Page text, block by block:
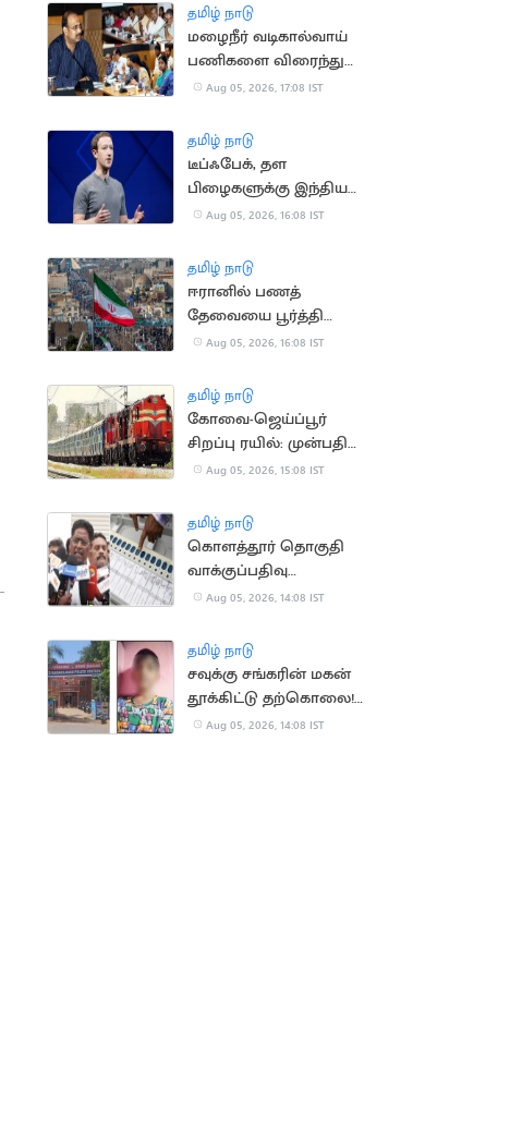
தமிழ் நாடு
மழைநீர் வடிகால்வாய்
பணிகளை விரைந்து
முடிக்க உத்தரவு
Aug 05, 2026, 17:08 IST
தமிழ் நாடு
டீப்ஃபேக், தள
பிழைகளுக்கு இந்திய
அரசிடம் மன்னிப்பு
Aug 05, 2026, 16:08 IST
தமிழ் நாடு
ஈரானில் பணத்
தேவையை பூர்த்தி
செய்ய திண்டாடும்
Aug 05, 2026, 16:08 IST
தமிழ் நாடு
கோவை-ஜெய்ப்பூர்
சிறப்பு ரயில்: முன்பதிவு
நாளை தொடக்கம்
Aug 05, 2026, 15:08 IST
தமிழ் நாடு
கொளத்தூர் தொகுதி
வாக்குப்பதிவு
இயந்திரங்கள்
நிறைவு
Aug 05, 2026, 14:08 IST
தமிழ் நாடு
சவுக்கு சங்கரின் மகன்
தூக்கிட்டு தற்கொலை!
காரணம் என்ன?
Aug 05, 2026, 14:08 IST